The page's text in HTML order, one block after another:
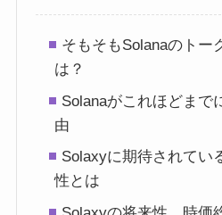
そもそもSolanaのトー
は？
Solanaがこれほどまで
由
Solaxyに期待されてい
性とは